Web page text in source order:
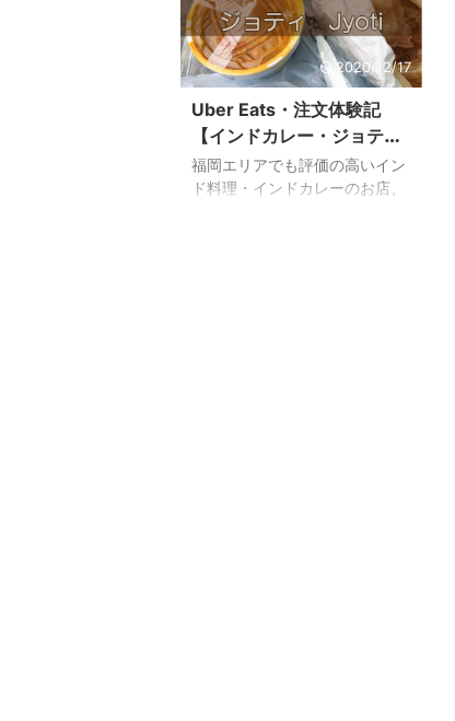
してみた体験レビューです。
Uber Eats（ウーバーイーツ）
でクジャクカリー 注文方法・価
格 クジャクカリーは、警固のワ
インバー「ル・フラマンロー
ズ・アムリタ」のオーナーソム
フランス料理の技法も取り入れ
たというカレーなんだとか。 平
2020/12/17
Uber Eats・注文体験記
【インドカレー・ジョティ
の】Jyoti・福岡エリア
福岡エリアでも評価の高いイン
ド料理・インドカレーのお店、